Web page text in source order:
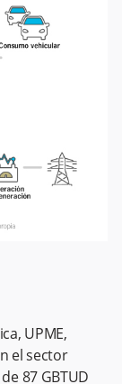
UPME,
el sector
87 GBTUD